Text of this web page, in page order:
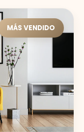
MÁS VENDIDO